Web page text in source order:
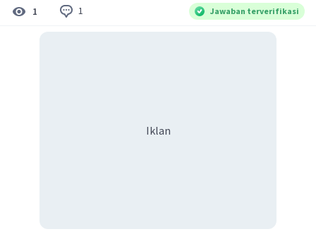
1 1 Jawaban terverifikasi
Iklan